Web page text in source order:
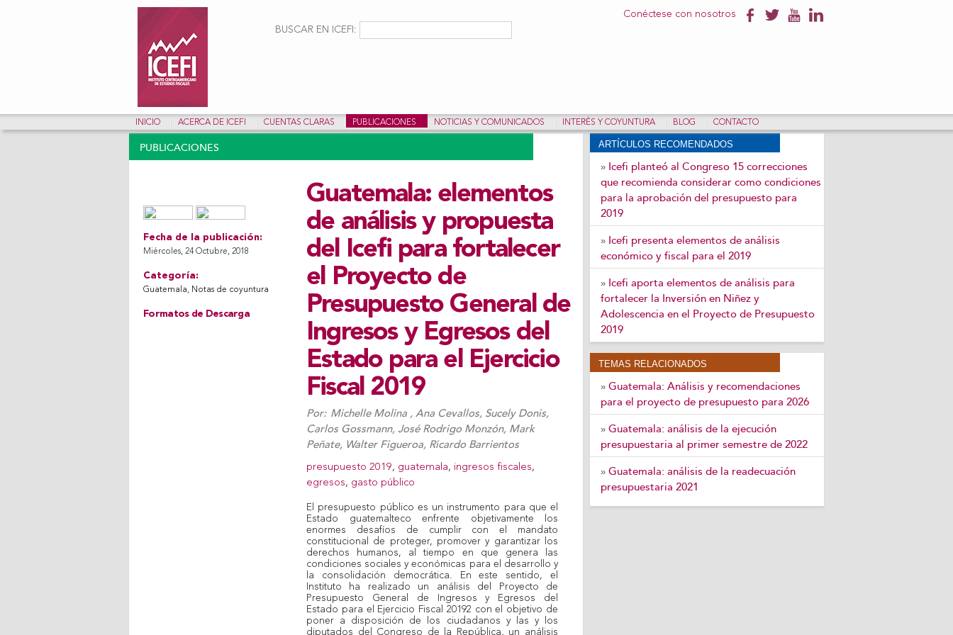
contenido
Conéctese con nosotros
Formulario de búsqueda
BUSCAR EN ICEFI:
INICIO ACERCA DE ICEFI CUENTAS CLARAS PUBLICACIONES NOTICIAS Y COMUNICADOS INTERÉS Y COYUNTURA BLOG CONTACTO
PUBLICACIONES
Fecha de la publicación:
Miércoles, 24 Octubre, 2018
Categoría:
Guatemala, Notas de coyuntura
Formatos de Descarga
Guatemala: elementos
de análisis y propuesta
del Icefi para fortalecer
el Proyecto de
Presupuesto General de
Ingresos y Egresos del
Estado para el Ejercicio
Fiscal 2019
Por: Michelle Molina , Ana Cevallos, Sucely Donis,
Carlos Gossmann, José Rodrigo Monzón, Mark
Peñate, Walter Figueroa, Ricardo Barrientos
presupuesto 2019, guatemala, ingresos fiscales,
egresos, gasto público
El presupuesto público es un instrumento para que el
Estado guatemalteco enfrente objetivamente los
enormes desafíos de cumplir con el mandato
constitucional de proteger, promover y garantizar los
derechos humanos, al tiempo en que genera las
condiciones sociales y económicas para el desarrollo y
la consolidación democrática. En este sentido, el
Instituto ha realizado un análisis del Proyecto de
Presupuesto General de Ingresos y Egresos del
Estado para el Ejercicio Fiscal 20192 con el objetivo de
poner a disposición de los ciudadanos y las y los
diputados del Congreso de la República, un análisis
ARTÍCULOS RECOMENDADOS
» Icefi planteó al Congreso 15 correcciones
que recomienda considerar como condiciones
para la aprobación del presupuesto para
2019
» Icefi presenta elementos de análisis
económico y fiscal para el 2019
» Icefi aporta elementos de análisis para
fortalecer la Inversión en Niñez y
Adolescencia en el Proyecto de Presupuesto
2019
TEMAS RELACIONADOS
» Guatemala: Análisis y recomendaciones
para el proyecto de presupuesto para 2026
» Guatemala: análisis de la ejecución
presupuestaria al primer semestre de 2022
» Guatemala: análisis de la readecuación
presupuestaria 2021